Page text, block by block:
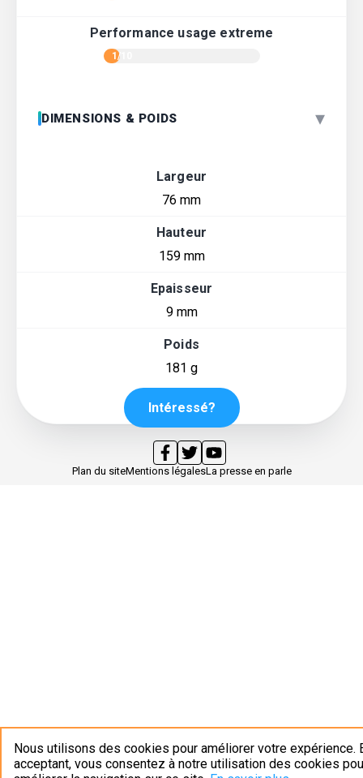
Nous utilisons des cookies pour améliorer votre expérience.
acceptant, vous consentez à notre utilisation des cookies
Performance usage extreme
1/10
DIMENSIONS & POIDS ▾
Largeur
76 mm
Hauteur
159 mm
Epaisseur
9 mm
Poids
181 g
Intéressé?
Plan du siteMentions légalesLa presse en parle